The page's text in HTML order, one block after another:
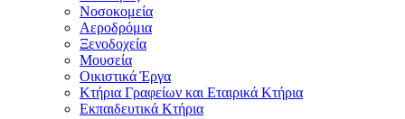
Νοσοκομεία
Αεροδρόμια
Ξενοδοχεία
Μουσεία
Οικιστικά Έργα
Κτήρια Γραφείων και Εταιρικά Κτήρια
Εκπαιδευτικά Κτήρια